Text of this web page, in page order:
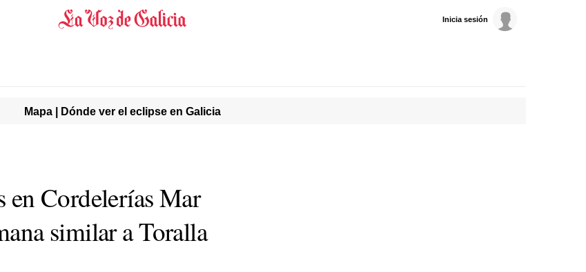
Inicia sesión
Mapa | Dónde ver el eclipse en Galicia
en Cordelerías Mar
similar a Toralla